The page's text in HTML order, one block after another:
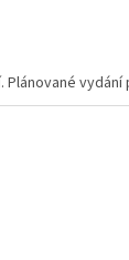
Plánované vydání